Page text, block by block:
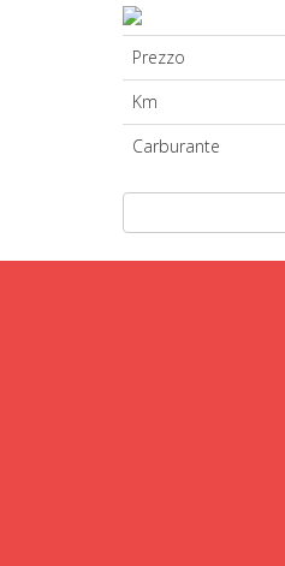
Prezzo
Km
Carburante